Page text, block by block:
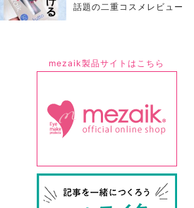
話題の二重コスメレビュー
mezaik製品サイトはこちら